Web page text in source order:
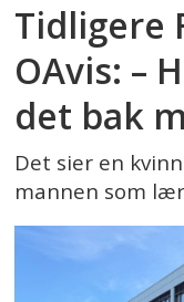
Tidligere
OAvis: –
det bak
Det sier en
mannen som